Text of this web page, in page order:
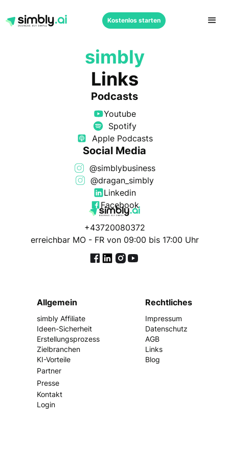
Kostenlos starten
simbly
Links
Podcasts
Youtube
Spotify
Apple Podcasts
Social Media
@simblybusiness
@dragan_simbly
Linkedin
Facebook
+43720080372
erreichbar MO - FR von 09:00 bis 17:00 Uhr
Allgemein
simbly Affiliate
Ideen-Sicherheit
Erstellungsprozess
Zielbranchen
KI-Vorteile
Partner
Presse
Kontakt
Login
Rechtliches
Impressum
Datenschutz
AGB
Links
Blog